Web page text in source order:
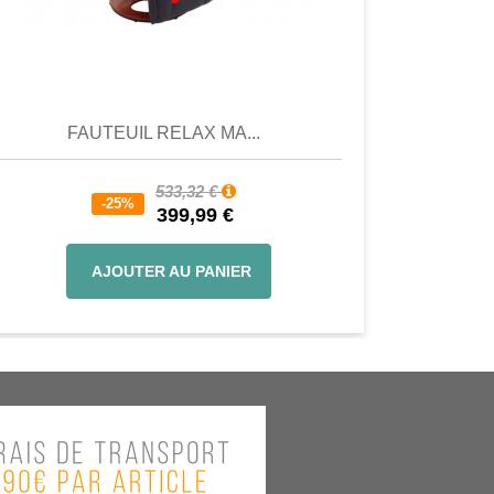
FAUTEUIL RELAX MA...
-25%
533,32 €
399,99 €
AJOUTER AU PANIER